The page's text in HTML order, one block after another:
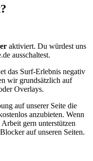
aktiviert. Du würdest uns
ausschaltest.
das Surf-Erlebnis negativ
wir grundsätzlich auf
Overlays.
auf unserer Seite die
anzubieten. Wenn
gern unterstützen
auf unseren Seiten.